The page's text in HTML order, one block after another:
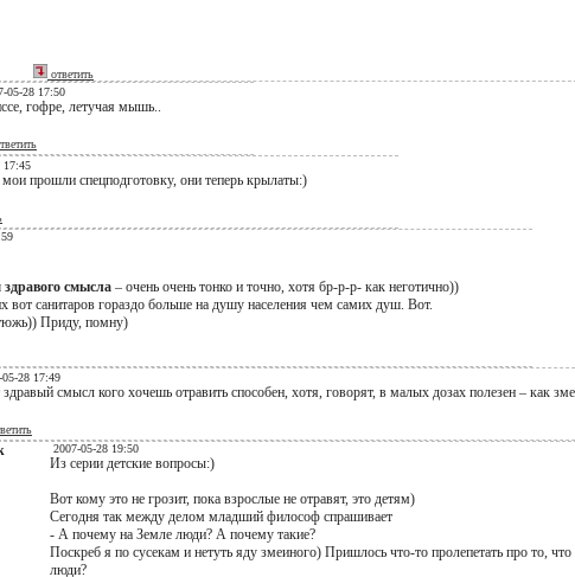
ответить
05-28 17:50
гофре, летучая мышь..
17:45
прошли спецподготовку, они теперь крылаты:)
смысла – очень очень тонко и точно, хотя бр-р-р- как неготично))
вот санитаров гораздо больше на душу населения чем самих душ. Вот.
Приду, помну)
05-28 17:49
здравый смысл кого хочешь отравить способен, хотя, говорят, в малых дозах полезен – как
2007-05-28 19:50
Из серии детские вопросы:)
Вот кому это не грозит, пока взрослые не отравят, это детям)
Сегодня так между делом младший философ спрашивает
- А почему на Земле люди? А почему такие?
Поскреб я по сусекам и нетуть яду змеиного) Пришлось что-то пролепетать про то,
люди?